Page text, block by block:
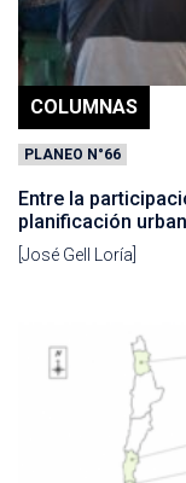
COLUMNAS
PLANEO N°66
Entre la
planificación
[José Gell Loría]